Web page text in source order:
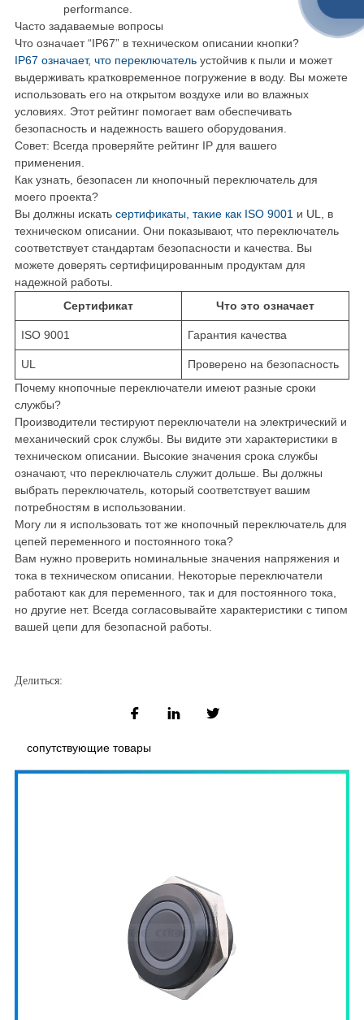
performance.
Часто задаваемые вопросы
Что означает “IP67” в техническом описании кнопки?
IP67 означает, что переключательустойчив к пыли и может
выдерживать кратковременное погружение в воду. Вы можете
использовать его на открытом воздухе или во влажных
условиях. Этот рейтинг помогает вам обеспечивать
безопасность и надежность вашего оборудования.
Совет: Всегда проверяйте рейтинг IP для вашего
применения.
Как узнать, безопасен ли кнопочный переключатель для
моего проекта?
Вы должны искать сертификаты, такие как ISO 9001 и UL, в
техническом описании. Они показывают, что переключатель
соответствует стандартам безопасности и качества. Вы
можете доверять сертифицированным продуктам для
надежной работы.
Сертификат
Что это означает
ISO 9001 Гарантия качества
UL
Проверено на безопасность
Почему кнопочные переключатели имеют разные сроки
службы?
Производители тестируют переключатели на электрический и
механический срок службы. Вы видите эти характеристики в
техническом описании. Высокие значения срока службы
означают, что переключатель служит дольше. Вы должны
выбрать переключатель, который соответствует вашим
потребностям в использовании.
Могу ли я использовать тот же кнопочный переключатель для
цепей переменного и постоянного тока?
Вам нужно проверить номинальные значения напряжения и
тока в техническом описании. Некоторые переключатели
работают как для переменного, так и для постоянного тока,
но другие нет. Всегда согласовывайте характеристики с типом
вашей цепи для безопасной работы.
Делиться:
сопутствующие товары